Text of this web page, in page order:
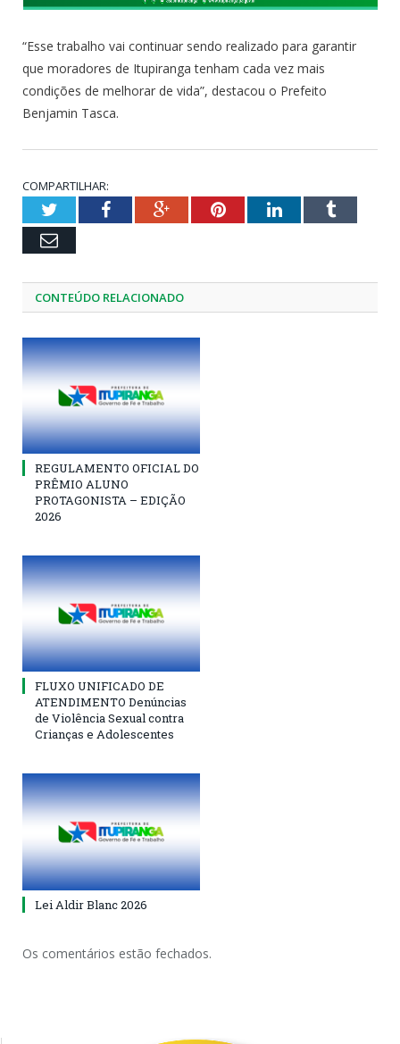
“Esse trabalho vai continuar sendo realizado para garantir
que moradores de Itupiranga tenham cada vez mais
condições de melhorar de vida”, destacou o Prefeito
Benjamin Tasca.
COMPARTILHAR:
TwitterFacebookGoogle+PinterestLinkedInTumblr
Email
CONTEÚDO RELACIONADO
REGULAMENTO OFICIAL DO
PRÊMIO ALUNO
PROTAGONISTA – EDIÇÃO
2026
FLUXO UNIFICADO DE
ATENDIMENTO Denúncias
de Violência Sexual contra
Crianças e Adolescentes
Lei Aldir Blanc 2026
Os comentários estão fechados.